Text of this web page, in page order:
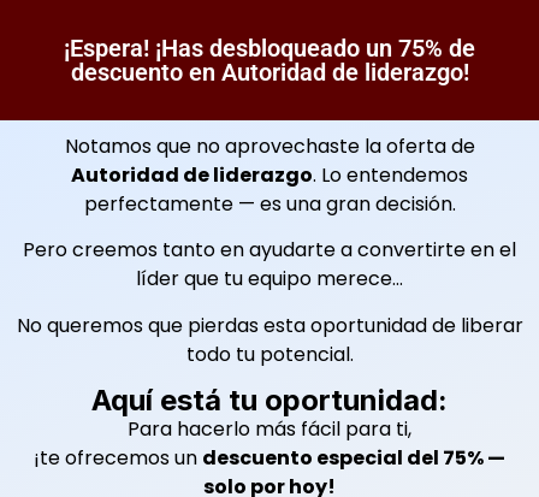
¡Espera! ¡Has desbloqueado un 75% de
descuento en Autoridad de liderazgo!
Notamos que no aprovechaste la oferta de
Autoridad de liderazgo. Lo entendemos
perfectamente — es una gran decisión.
Pero creemos tanto en ayudarte a convertirte en el
líder que tu equipo merece…
No queremos que pierdas esta oportunidad de liberar
todo tu potencial.
Aquí está tu oportunidad:
Para hacerlo más fácil para ti,
¡te ofrecemos un descuento especial del 75% —
solo por hoy!